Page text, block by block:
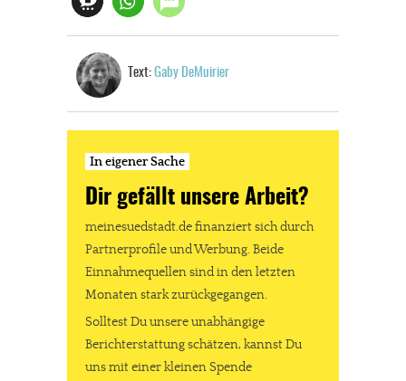
Text: Gaby DeMuirier
In eigener Sache
Dir gefällt unsere Arbeit?
meinesuedstadt.de finanziert sich durch
Partnerprofile und Werbung. Beide
Einnahmequellen sind in den letzten
Monaten stark zurückgegangen.
Solltest Du unsere unabhängige
Berichterstattung schätzen, kannst Du
uns mit einer kleinen Spende